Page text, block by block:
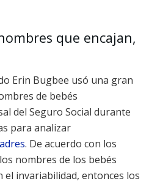
que encajan,
Erin Bugbee usó una gran
de bebés
del Seguro Social durante
para analizar
. De acuerdo con los
nombres de los bebés
el invariabilidad, entonces los